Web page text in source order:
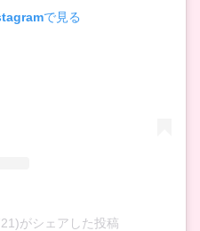
で見る
がシェアした投稿